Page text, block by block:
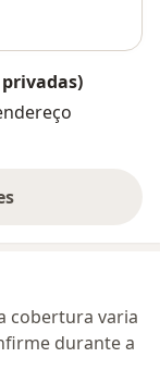
cobertura varia
durante a